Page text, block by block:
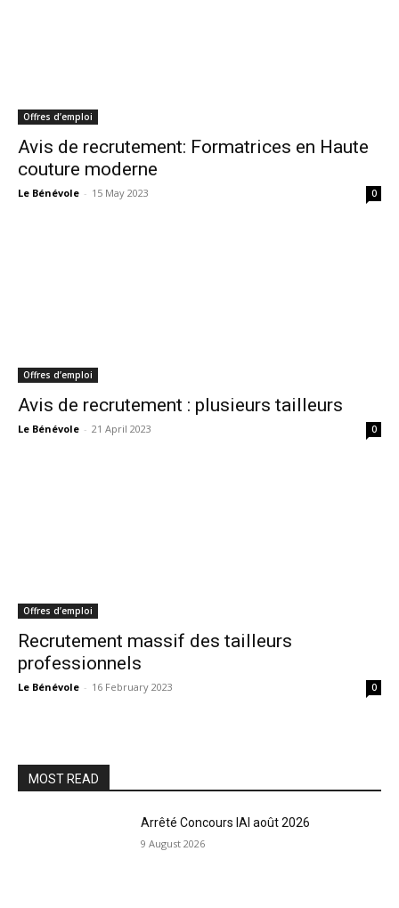
Offres d’emploi
Avis de recrutement: Formatrices en Haute
couture moderne
Le Bénévole - 15 May 2023 0
Offres d’emploi
Avis de recrutement : plusieurs tailleurs
Le Bénévole - 21 April 2023 0
Offres d’emploi
Recrutement massif des tailleurs
professionnels
Le Bénévole - 16 February 2023 0
MOST READ
Arrêté Concours IAI août 2026
9 August 2026